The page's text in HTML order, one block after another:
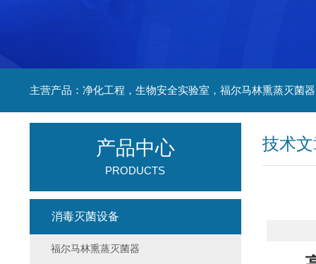
技术
产品中心
PRODUCTS
消毒灭菌设备
福尔马林熏蒸灭菌器